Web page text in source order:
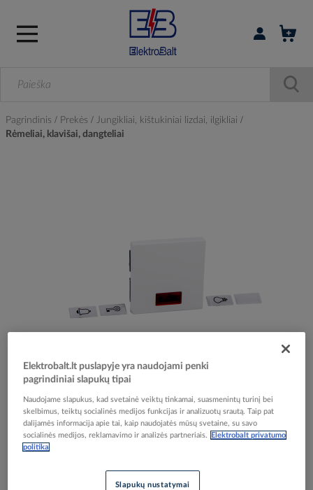
Prisijungti /
Pagrindinis Prekės
Jungikliai, kištukiniai lizdai, ilgikliai
Rėmeliai, klavišai, dangteliai
the
beginning
Reali prekė gali skirtis nuo pavaizduotos nuotraukoje
Klavišas viengubam jungikliui antibakterinis su
langeliu baltas RAL9016 System M - SCHNEIDER
ELECTRIC
Elektrobalt.lt puslapyje yra naudojami penki
pagrindiniai slapukų tipai
Naudojame slapukus, kad svetainė veiktų tinkamai, suasmenintų turinį bei
skelbimus, teiktų socialinės medijos funkcijas ir analizuotų srautą. Taip pat
dalijamės informacija apie tai, kaip naudojatės mūsų svetaine, su savo
socialinės medijos, reklamavimo ir analizės partneriais.
Elektrobalt privatumo
politika
Slapukų nustatymai